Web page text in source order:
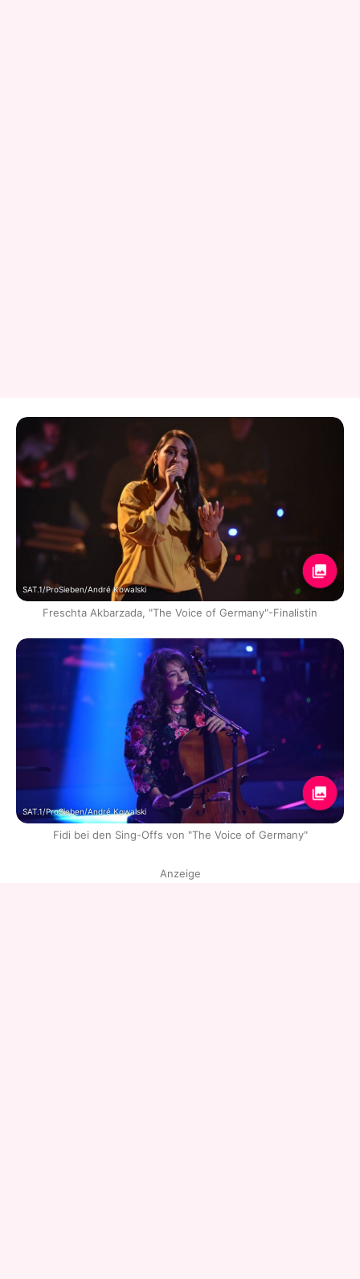
SAT.1/ProSieben/André Kowalski
Freschta Akbarzada, "The Voice of Germany"-Finalistin
SAT.1/ProSieben/André Kowalski
Fidi bei den Sing-Offs von "The Voice of Germany"
Anzeige